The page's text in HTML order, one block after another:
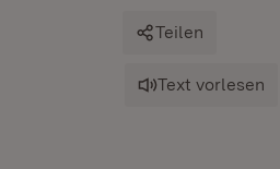
Teilen
Text vorlesen